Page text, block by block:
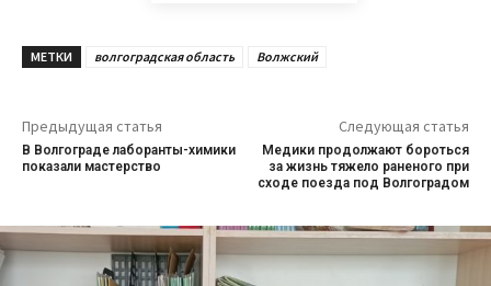
МЕТКИ волгоградская область Волжский
Предыдущая статья
В Волгограде лаборанты-химики
показали мастерство
Следующая статья
Медики продолжают бороться
за жизнь тяжело раненого при
сходе поезда под Волгоградом